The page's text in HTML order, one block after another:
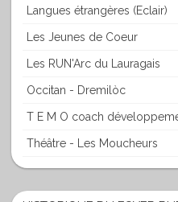
Langues étrangères (Eclair)
Les Jeunes de Coeur
Les RUN'Arc du Lauragais
Occitan - Dremilòc
T E M O coach
Théâtre - Les Moucheurs